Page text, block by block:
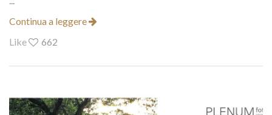
Continua a leggere
Like
662